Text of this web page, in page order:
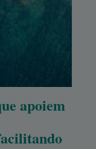
apoiem